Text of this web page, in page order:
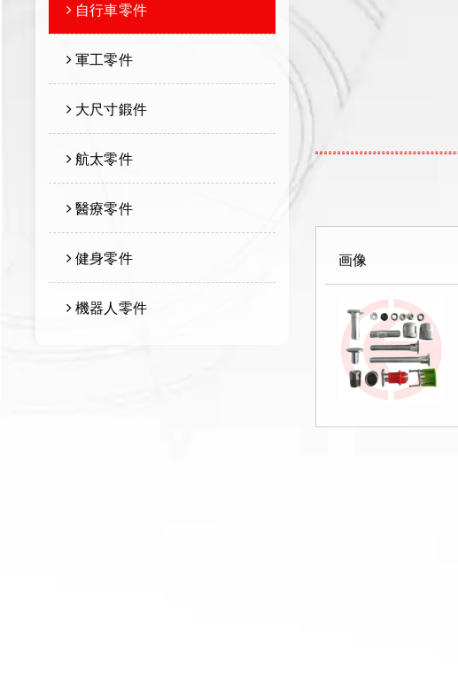
自行車零件
軍工零件
大尺寸鍛件
航太零件
醫療零件
健身零件
機器人零件
画像